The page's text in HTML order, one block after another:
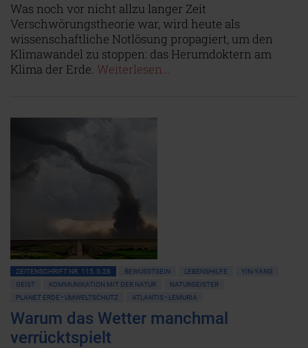
Was noch vor nicht allzu langer Zeit
Verschwörungstheorie war, wird heute als
wissenschaftliche Notlösung propagiert, um den
Klimawandel zu stoppen: das Herumdoktern am
Klima der Erde. Weiterlesen...
ZEITENSCHRIFT NR. 115, S.28 BEWUSSTSEIN LEBENSHILFE
YIN-YANG
GEIST
KOMMUNIKATION MIT DER NATUR
NATURGEISTER
PLANET ERDE • UMWELTSCHUTZ
ATLANTIS • LEMURIA
Warum das Wetter manchmal
verrücktspielt